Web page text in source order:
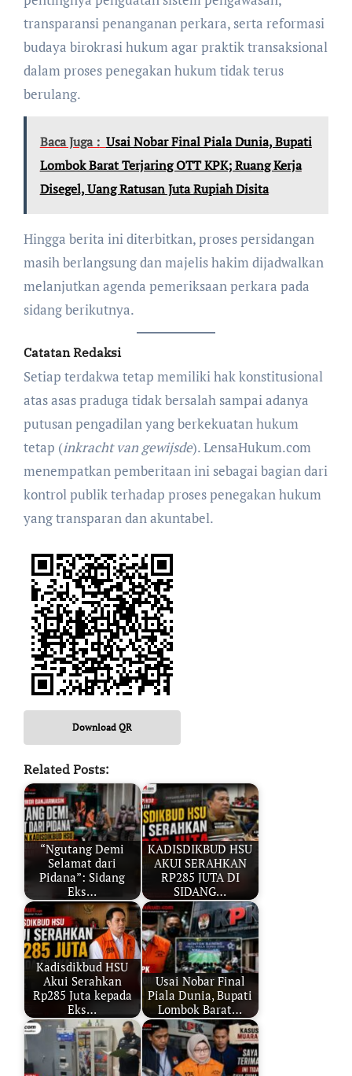
transparansi penanganan perkara, serta reformasi
budaya birokrasi hukum agar praktik transaksional
dalam proses penegakan hukum tidak terus
berulang.
Baca Juga : Usai Nobar Final Piala Dunia, Bupati
Lombok Barat Terjaring OTT KPK; Ruang Kerja
Disegel, Uang Ratusan Juta Rupiah Disita
Hingga berita ini diterbitkan, proses persidangan
masih berlangsung dan majelis hakim dijadwalkan
melanjutkan agenda pemeriksaan perkara pada
sidang berikutnya.
Catatan Redaksi
Setiap terdakwa tetap memiliki hak konstitusional
atas asas praduga tidak bersalah sampai adanya
putusan pengadilan yang berkekuatan hukum
tetap (inkracht van gewijsde). LensaHukum.com
menempatkan pemberitaan ini sebagai bagian dari
kontrol publik terhadap proses penegakan hukum
yang transparan dan akuntabel.
Download QR
Related Posts:
“Ngutang Demi
Selamat dari
Pidana”: Sidang
Eks…
KADISDIKBUD HSU
AKUI SERAHKAN
RP285 JUTA DI
SIDANG…
Kadisdikbud HSU
Akui Serahkan
Rp285 Juta kepada
Eks…
Usai Nobar Final
Piala Dunia, Bupati
Lombok Barat…